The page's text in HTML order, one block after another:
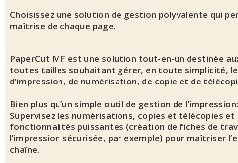
Choisissez une solution de gestion polyvalente qui
maîtrise de chaque page.
PaperCut MF est une solution tout-en-un destinée
toutes tailles souhaitant gérer, en toute simplicité,
d’impression, de numérisation, de copie et de
Bien plus qu’un simple outil de gestion de l’impression:
Supervisez les numérisations, copies et télécopies
fonctionnalités puissantes (création de fiches de
l’impression sécurisée, par exemple) pour maîtriser
chaîne.